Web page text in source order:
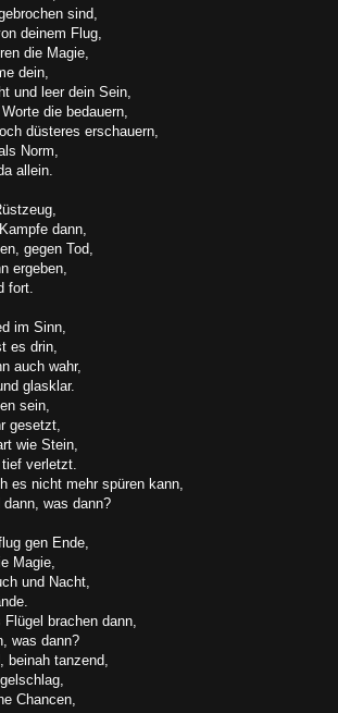
sind,
deinem Flug,
die Magie,
dein,
und leer dein Sein,
die bedauern,
düsteres erschauern,
Norm,
allein.
dann,
gegen Tod,
ergeben,
fort.
im Sinn,
es drin,
auch wahr,
glasklar.
sein,
gesetzt,
wie Stein,
verletzt.
es nicht mehr spüren kann,
was dann?
gen Ende,
Magie,
und Nacht,
brachen dann,
was dann?
beinah tanzend,
Chancen,